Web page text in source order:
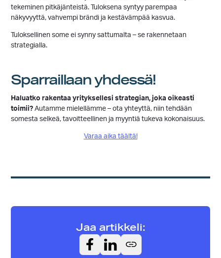
tekeminen pitkäjänteistä. Tuloksena syntyy parempaa
näkyvyyttä, vahvempi brändi ja kestävämpää kasvua.
Tuloksellinen some ei synny sattumalta – se rakennetaan
strategialla.
Sparraillaan yhdessä!
Haluatko rakentaa yrityksellesi strategian, joka oikeasti
toimii? Autamme mielellämme – ota yhteyttä, niin tehdään
somesta selkeä, tavoitteellinen ja myyntiä tukeva kokonaisuus.
Varaa aika täältä!
Jaa artikkeli: